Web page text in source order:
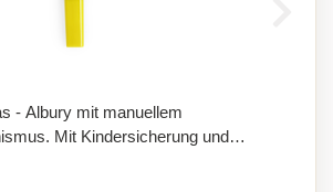
- Albury mit manuellem
Mit Kindersicherung und
verschiedenen Farben erhältlich. Maße: